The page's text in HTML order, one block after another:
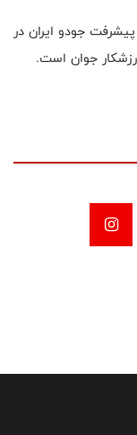
جودو ایران در
جوان است.